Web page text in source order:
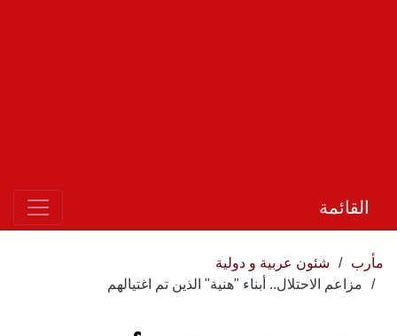
القائمة
مأرب
شئون عربية و دولية
مزاعم الاحتلال.. أبناء "هنية" الذين تم اغتيالهم